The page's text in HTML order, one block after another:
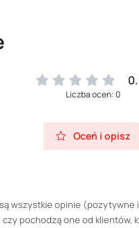
Liczba ocen: 0
Oceń i opisz
wszystkie opinie (pozytywne
pochodzą one od klientów,